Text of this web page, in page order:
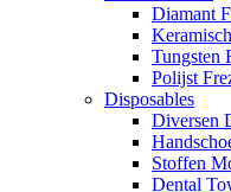
Diamant
Tungsten
Polijst
Disposables
Diversen
Stoffen
Dental